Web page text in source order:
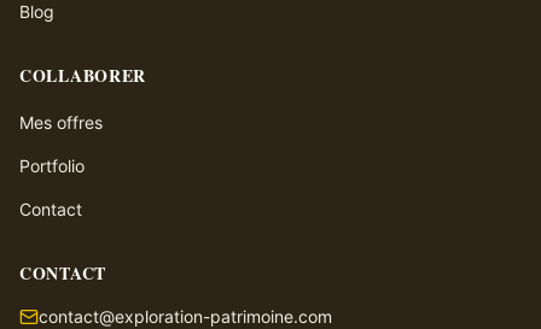
Blog
COLLABORER
Mes offres
Portfolio
Contact
CONTACT
contact@exploration-patrimoine.com